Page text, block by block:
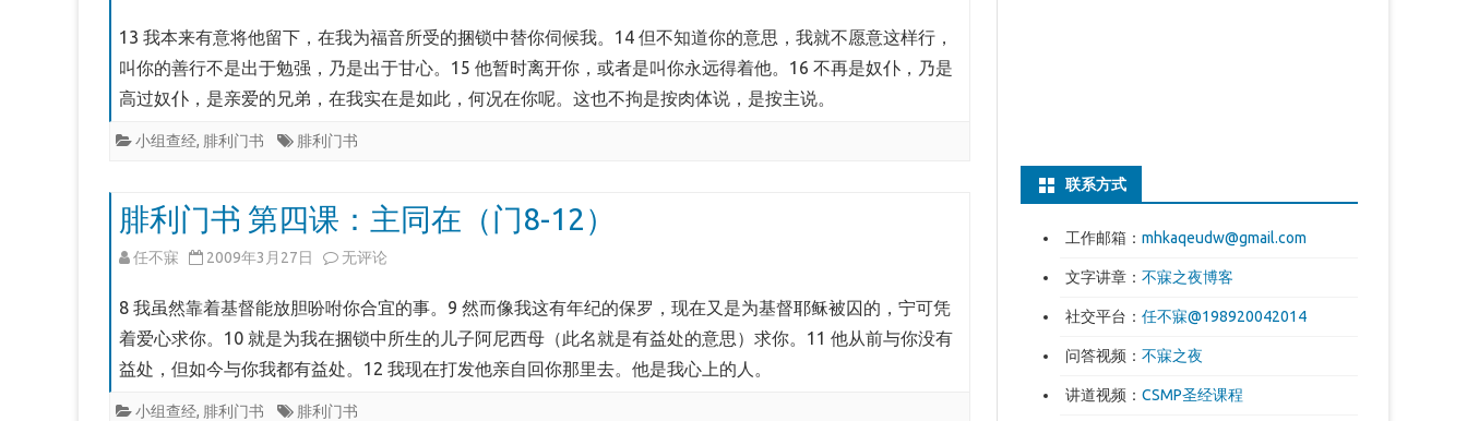
服
（门
17-
22）
门
书
第
课：
主
在
（门
13-
13 我本来有意将他留下，在我为福音所受的捆锁中替你伺候我。14 但不知道你的意思，我就不愿意这样行，
叫你的善行不是出于勉强，乃是出于甘心。15 他暂时离开你，或者是叫你永远得着他。16 不再是奴仆，乃是
高过奴仆，是亲爱的兄弟，在我实在是如此，何况在你呢。这也不拘是按肉体说，是按主说。
小组查经, 腓利门书 腓利门书
腓利门书 第四课：主同在（门8-12）
任不寐 2009年3月27日 腓
门
书
第
无评论
8 我虽然靠着基督能放胆吩咐你合宜的事。9 然而像我这有年纪的保罗，现在又是为基督耶稣被囚的，宁可凭
着爱心求你。10 就是为我在捆锁中所生的儿子阿尼西母（此名就是有益处的意思）求你。11 他从前与你没有
益处，但如今与你我都有益处。12 我现在打发他亲自回你那里去。他是我心上的人。
小组查经, 腓利门书 腓利门书
联系方式
工作邮箱：mhkaqeudw@gmail.com
文字讲章：不寐之夜博客
社交平台：任不寐@198920042014
问答视频：不寐之夜
讲道视频：CSMP圣经课程